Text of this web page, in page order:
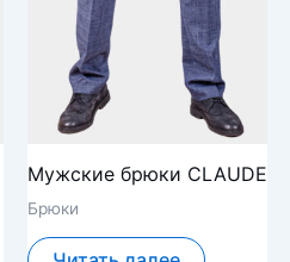
Мужские брюки CLAUDE
Брюки